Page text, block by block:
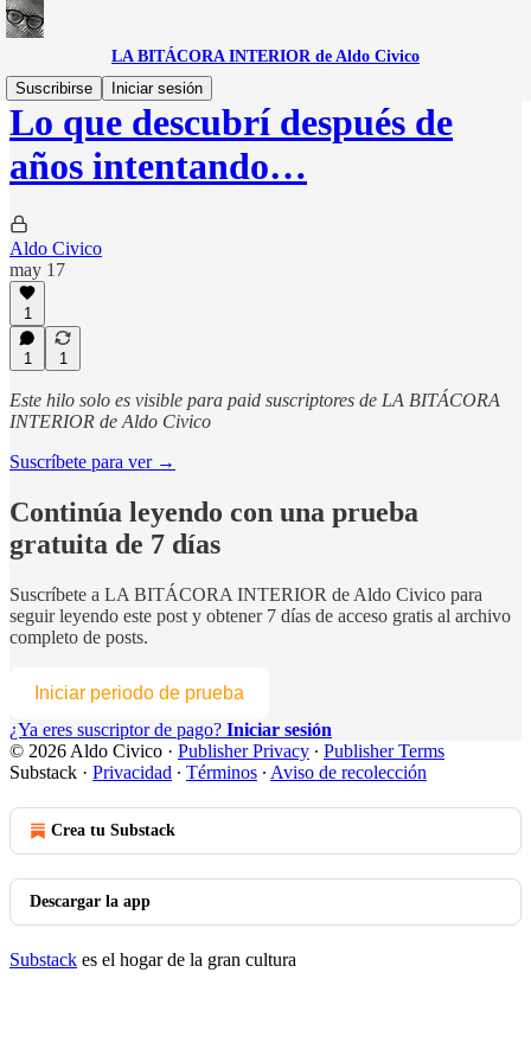
LA BITÁCORA INTERIOR de Aldo Civico
Suscribirse
Iniciar sesión
Lo que descubrí después de
años intentando…
Aldo Civico
may 17
1
1 1
Este hilo solo es visible para paid suscriptores de LA BITÁCORA
INTERIOR de Aldo Civico
Suscríbete para ver →
Continúa leyendo con una prueba
gratuita de 7 días
Suscríbete a LA BITÁCORA INTERIOR de Aldo Civico para
seguir leyendo este post y obtener 7 días de acceso gratis al archivo
completo de posts.
Iniciar periodo de prueba
¿Ya eres suscriptor de pago? Iniciar sesión
© 2026 Aldo Civico · Publisher Privacy ∙ Publisher Terms
Substack · Privacidad ∙ Términos ∙ Aviso de recolección
Crea tu Substack
Descargar la app
Substack es el hogar de la gran cultura